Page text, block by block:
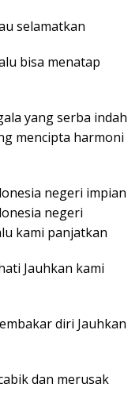
selamatkan
bisa menatap
yang serba indah
mencipta harmoni
negeri impian
negeri
kami panjatkan
Jauhkan kami
diri Jauhkan
dan merusak